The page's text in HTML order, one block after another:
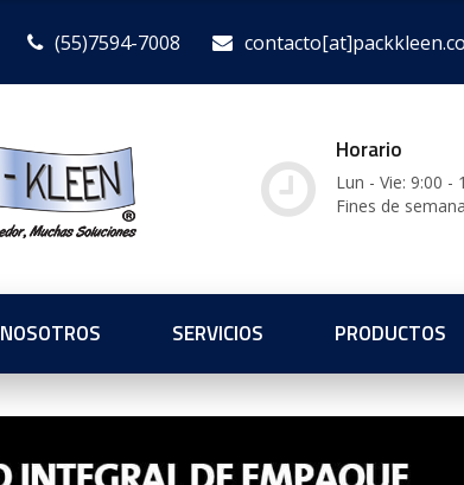
(55)7594-7008
Horario
Lun - Vie: 9:00 -
Fines de
NOSOTROS SERVICIOS PRODUCTOS